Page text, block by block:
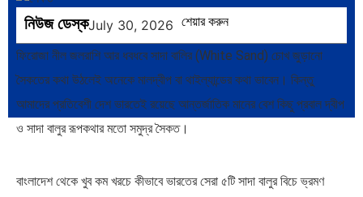
নিউজ ডেস্কJuly 30, 2026 শেয়ার করুন
ফিরোজা নীল জলরাশি আর ধবধবে সাদা বালির (White Sand) চোখ জুড়ানো
সৈকতের কথা উঠলেই অনেকে মালদ্বীপ বা থাইল্যান্ডের কথা ভাবেন। কিন্তু
আমাদের প্রতিবেশী দেশ ভারতেই রয়েছে আন্তর্জাতিক মানের বেশ কিছু প্রবাল দ্বীপ
ও সাদা বালুর রূপকথার মতো সমুদ্র সৈকত।
বাংলাদেশ থেকে খুব কম খরচে কীভাবে ভারতের সেরা ৫টি সাদা বালুর বিচে ভ্রমণ